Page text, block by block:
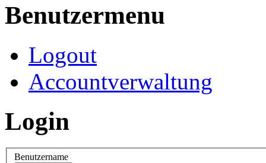
Benutzermenu
Logout
Accountverwaltung
Login
Benutzername